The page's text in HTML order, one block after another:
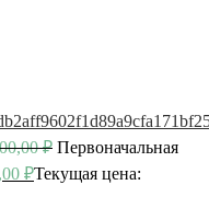
₽ Первоначальная
₽Текущая цена: